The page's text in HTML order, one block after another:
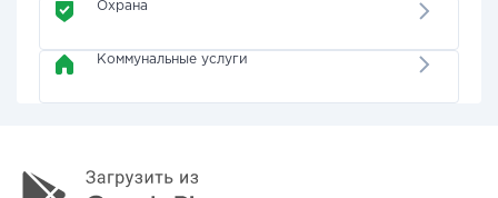
Охрана
Коммунальные услуги